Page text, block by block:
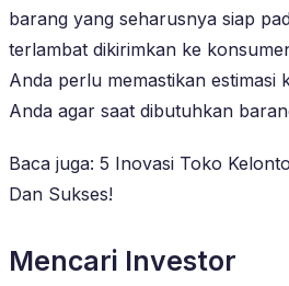
barang yang seharusnya siap
terlambat dikirimkan ke
Anda perlu memastikan estimasi
Anda agar saat dibutuhkan
Baca juga: 5 Inovasi Toko
Dan Sukses!
Mencari Investor